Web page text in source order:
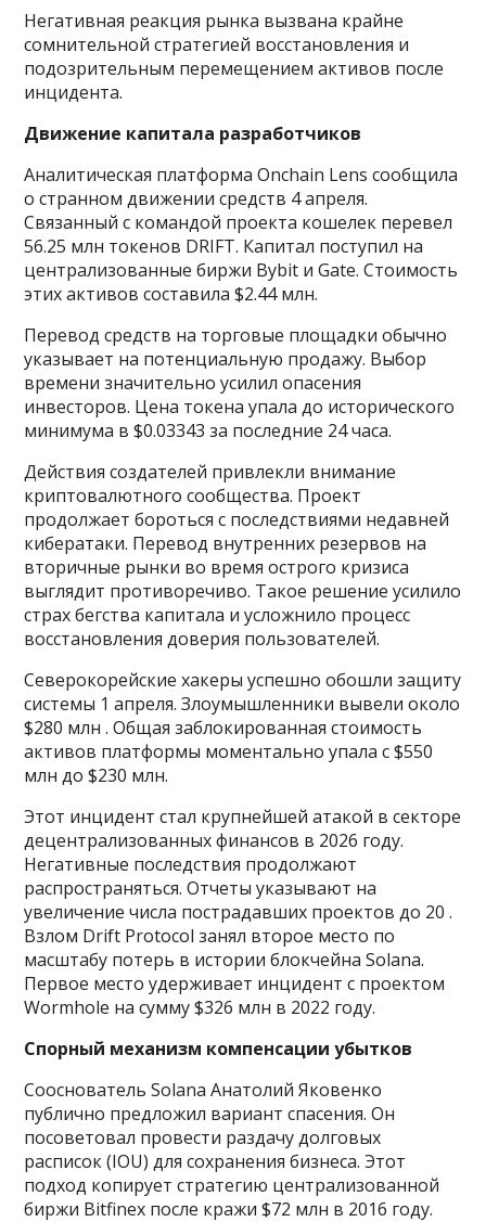
Негативная реакция рынка вызвана крайне
сомнительной стратегией восстановления и
подозрительным перемещением активов после
инцидента.
Движение капитала разработчиков
Аналитическая платформа Onchain Lens сообщила
о странном движении средств 4 апреля.
Связанный с командой проекта кошелек перевел
56.25 млн токенов DRIFT. Капитал поступил на
централизованные биржи Bybit и Gate. Стоимость
этих активов составила $2.44 млн.
Перевод средств на торговые площадки обычно
указывает на потенциальную продажу. Выбор
времени значительно усилил опасения
инвесторов. Цена токена упала до исторического
минимума в $0.03343 за последние 24 часа.
Действия создателей привлекли внимание
криптовалютного сообщества. Проект
продолжает бороться с последствиями недавней
кибератаки. Перевод внутренних резервов на
вторичные рынки во время острого кризиса
выглядит противоречиво. Такое решение усилило
страх бегства капитала и усложнило процесс
восстановления доверия пользователей.
Северокорейские хакеры успешно обошли защиту
системы 1 апреля. Злоумышленники вывели около
$280 млн . Общая заблокированная стоимость
активов платформы моментально упала с $550
млн до $230 млн.
Этот инцидент стал крупнейшей атакой в секторе
децентрализованных финансов в 2026 году.
Негативные последствия продолжают
распространяться. Отчеты указывают на
увеличение числа пострадавших проектов до 20 .
Взлом Drift Protocol занял второе место по
масштабу потерь в истории блокчейна Solana.
Первое место удерживает инцидент с проектом
Wormhole на сумму $326 млн в 2022 году.
Спорный механизм компенсации убытков
Сооснователь Solana Анатолий Яковенко
публично предложил вариант спасения. Он
посоветовал провести раздачу долговых
расписок (IOU) для сохранения бизнеса. Этот
подход копирует стратегию централизованной
биржи Bitfinex после кражи $72 млн в 2016 году.